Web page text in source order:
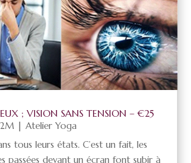
; VISION SANS TENSION – €25
|Atelier Yoga
tous leurs états. C’est un fait, les
passées devant un écran font subir à